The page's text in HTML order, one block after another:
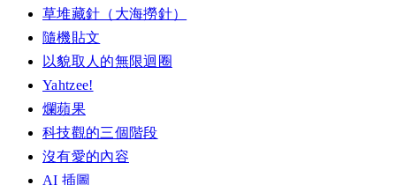
草堆藏針（大海撈針）
隨機貼文
以貌取人的無限迴圈
Yahtzee!
爛蘋果
科技觀的三個階段
沒有愛的內容
AI 插圖